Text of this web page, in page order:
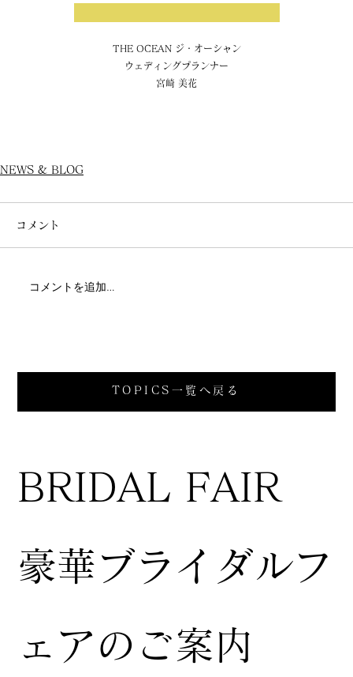
THE OCEAN ジ・オーシャン
ウェディングプランナー
宮崎 美花
NEWS & BLOG
コメント
コメントを追加…
TOPICS一覧へ戻る
BRIDAL FAIR
豪華ブライダルフ
ェアのご案内